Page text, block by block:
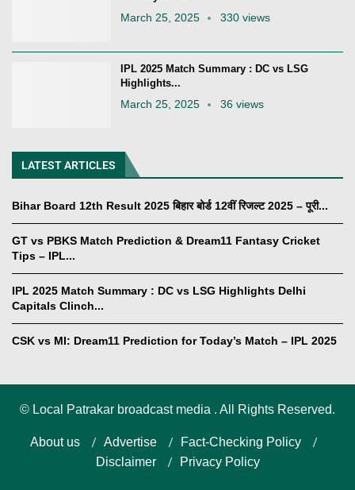
March 25, 2025 330 views
IPL 2025 Match Summary : DC vs LSG
Highlights...
March 25, 2025 36 views
LATEST ARTICLES
Bihar Board 12th Result 2025 बिहार बोर्ड 12वीं रिजल्ट 2025 – पूरी...
GT vs PBKS Match Prediction & Dream11 Fantasy Cricket
Tips – IPL...
IPL 2025 Match Summary : DC vs LSG Highlights Delhi
Capitals Clinch...
CSK vs MI: Dream11 Prediction for Today’s Match – IPL 2025
© Local Patrakar broadcast media . All Rights Reserved.
About us Advertise
Fact-Checking Policy
Disclaimer
Privacy Policy